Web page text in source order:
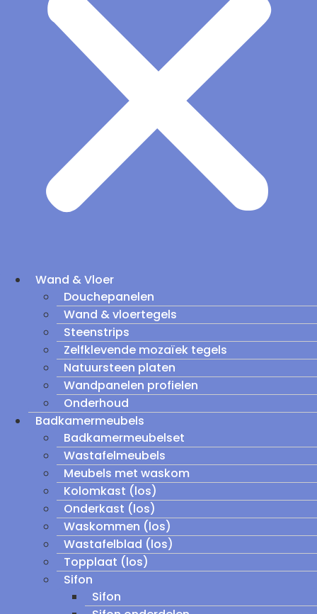
Wand & Vloer
Douchepanelen
Wand & vloertegels
Steenstrips
Zelfklevende mozaïek tegels
Natuursteen platen
Wandpanelen profielen
Onderhoud
Badkamermeubels
Badkamermeubelset
Wastafelmeubels
Meubels met waskom
Kolomkast (los)
Onderkast (los)
Waskommen (los)
Wastafelblad (los)
Topplaat (los)
Sifon
Sifon